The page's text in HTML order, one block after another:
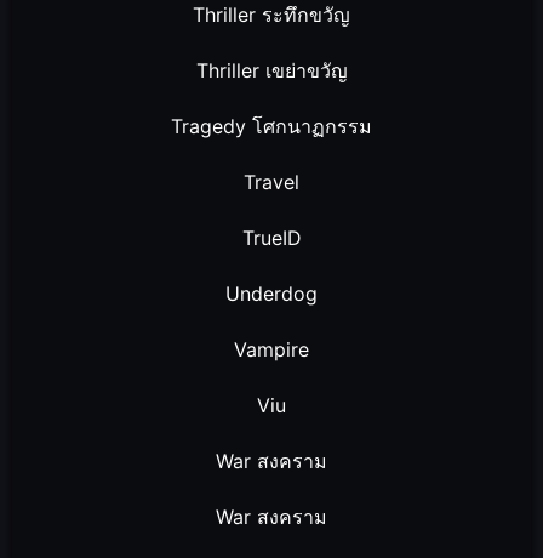
Thriller ระทึกขวัญ
Thriller เขย่าขวัญ
Tragedy โศกนาฏกรรม
Travel
TrueID
Underdog
Vampire
Viu
War สงคราม
War สงคราม